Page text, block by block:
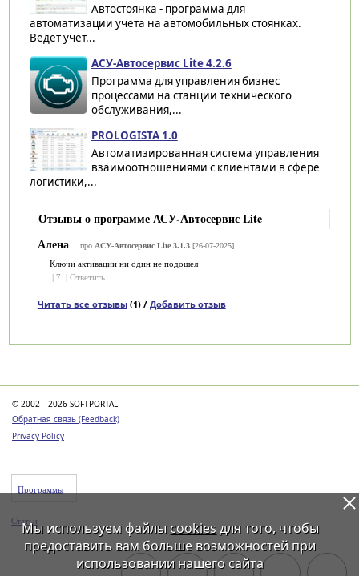
Автостоянка - программа для
автоматизации учета на автомобильных стоянках.
Ведет учет...
АСУ-Автосервис Lite 4.2.6
Программа для управления бизнес
процессами на станции технического
обслуживания,...
PROLOGISTA 1.0
Автоматизированная система управления
взаимоотношениями с клиентами в сфере
логистики,...
Отзывы о программе АСУ-Автосервис Lite
Алена
про АСУ-Автосервис Lite 3.1.3[26-07-2025]
Ключи активации ни один не подошел
7 Ответить
Читать все отзывы(1) / Добавить отзыв
© 2002—2026 SOFTPORTAL
Обратная связь (Feedback)
Privacy Policy
Программы
Статьи
Мы используем файлы cookiesдля того, чтобы
предоставить вам больше возможностей при
использовании нашего сайта